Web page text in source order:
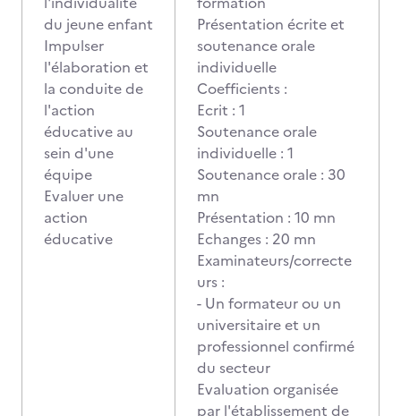
du jeune enfant
Impulser
l'élaboration et
la conduite de
l'action
éducative au
sein d'une
équipe
Evaluer une
action
éducative
Présentation écrite et
soutenance orale
individuelle
Coefficients :
Ecrit : 1
Soutenance orale
individuelle : 1
Soutenance orale : 30
mn
Présentation : 10 mn
Echanges : 20 mn
Examinateurs/correcte
urs :
- Un formateur ou un
universitaire et un
professionnel confirmé
du secteur
Evaluation organisée
par l'établissement de